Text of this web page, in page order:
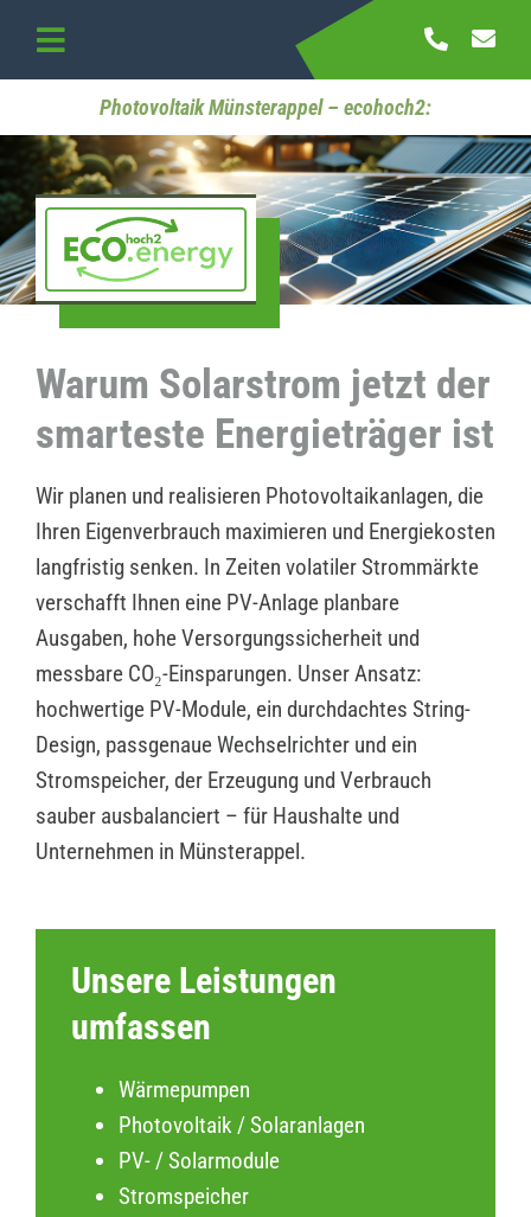
content
Toggle
Navigation
Startseite
Referenzen
Kontakt
Photovoltaik Münsterappel – ecohoch2:
Warum Solarstrom jetzt der
smarteste Energieträger ist
Wir planen und realisieren Photovoltaikanlagen, die
Ihren Eigenverbrauch maximieren und Energiekosten
langfristig senken. In Zeiten volatiler Strommärkte
verschafft Ihnen eine PV-Anlage planbare
Ausgaben, hohe Versorgungssicherheit und
messbare CO₂-Einsparungen. Unser Ansatz:
hochwertige PV-Module, ein durchdachtes String-
Design, passgenaue Wechselrichter und ein
Stromspeicher, der Erzeugung und Verbrauch
sauber ausbalanciert – für Haushalte und
Unternehmen in Münsterappel.
Unsere Leistungen
umfassen
Wärmepumpen
Photovoltaik / Solaranlagen
PV- / Solarmodule
Stromspeicher